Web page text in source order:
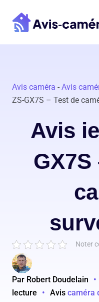
contenu
Avis caméra - Avis
ZS-GX7S – Test de
Avis
GX7S
Noter
Par Robert Doudelain •
lecture
• Avis caméra